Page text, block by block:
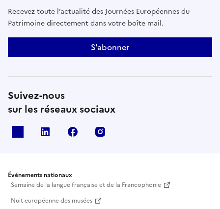
Recevez toute l’actualité des Journées Européennes du
Patrimoine directement dans votre boîte mail.
S'abonner
Suivez-nous
sur les réseaux sociaux
Linkedin Facebook
Événements nationaux
Semaine de la langue française et de la Francophonie
Nuit européenne des musées